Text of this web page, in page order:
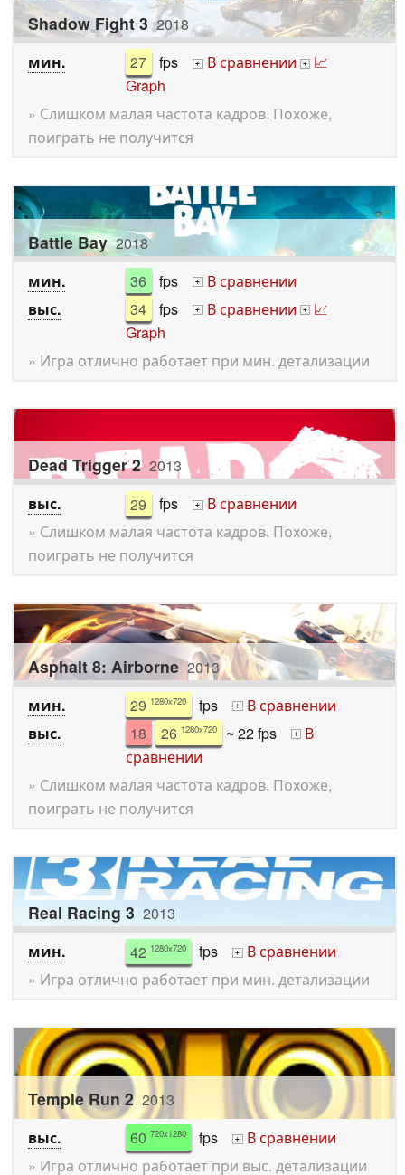
Shadow Fight 3 2018
мин.
27 fps + В сравнении +
📈
Graph
» Слишком малая частота кадров. Похоже,
поиграть не получится
Battle Bay 2018
мин.
36 fps + В сравнении
выс.
34 fps + В сравнении +
📈
Graph
» Игра отлично работает при мин. детализации
Dead Trigger 2 2013
выс.
29 fps + В сравнении
» Слишком малая частота кадров. Похоже,
поиграть не получится
Asphalt 8: Airborne 2013
мин.
29 1280x720 fps + В сравнении
выс.
18 26 1280x720 ~ 22 fps +
В
сравнении
» Слишком малая частота кадров. Похоже,
поиграть не получится
Real Racing 3 2013
мин.
42 1280x720 fps + В сравнении
» Игра отлично работает при мин. детализации
Temple Run 2 2013
выс.
60720x1280 fps + В сравнении
» Игра отлично работает при выс. детализации